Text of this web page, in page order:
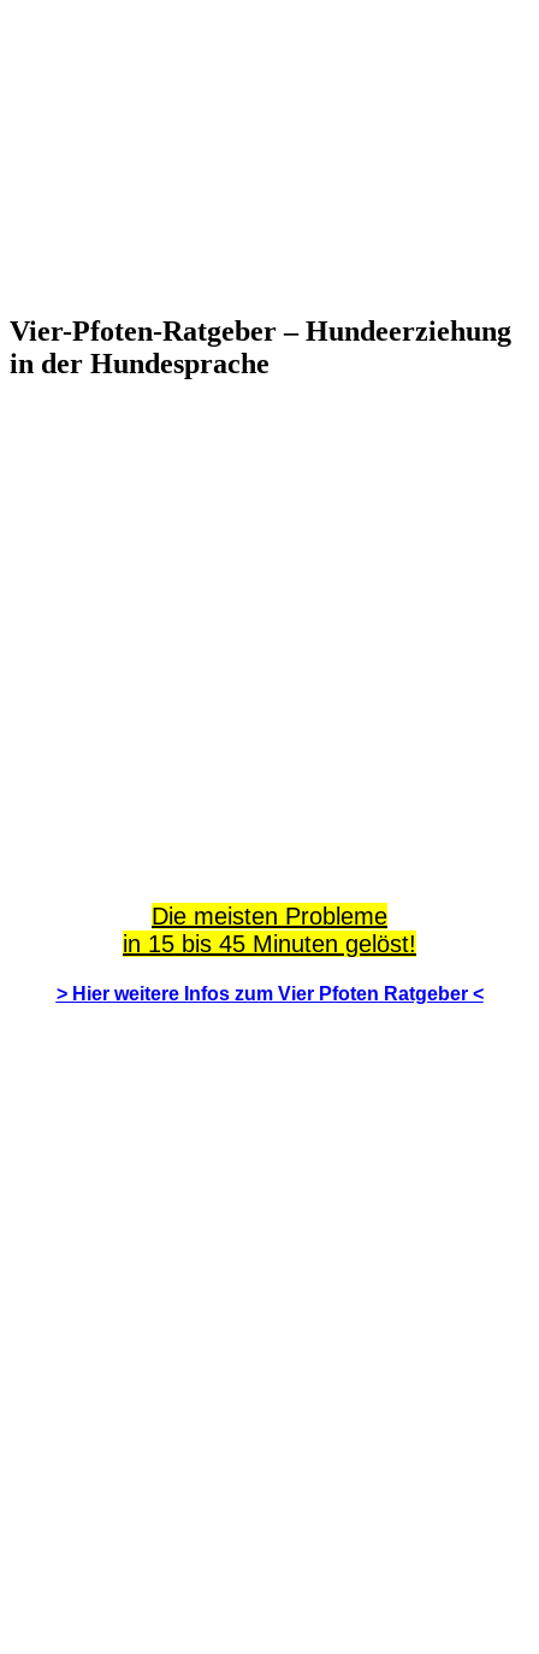
Vier-Pfoten-Ratgeber – Hundeerziehung
in der Hundesprache
Die meisten Probleme
in 15 bis 45 Minuten gelöst!
> Hier weitere Infos zum Vier Pfoten Ratgeber <